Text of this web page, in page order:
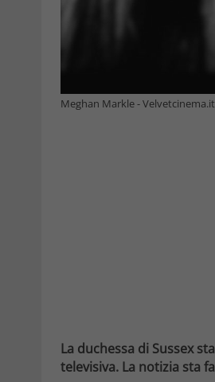
Meghan Markle - Velvetcinema.it
La duchessa di Sussex
televisiva. La notizia sta